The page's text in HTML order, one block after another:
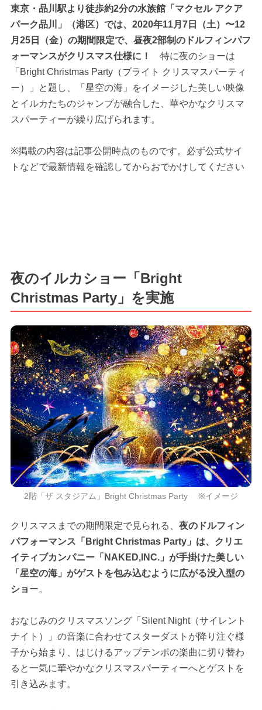
東京・品川駅より徒歩約2分の水族館「マクセル アクア
パーク品川」（港区）では、2020年11月7日（土）〜12
月25日（金）の期間限定で、昼夜2部制のドルフィンパフ
ォーマンスがクリスマス仕様に！
特に夜のショーは
「Bright Christmas Party（ブライト クリスマスパーティ
ー）」と題し、「星空の海」をイメージした美しい映像
とイルカたちのジャンプが融合した、華やかなクリスマ
スパーティーが繰り広げられます。
※掲載の内容は記事公開時点のものです。必ず公式サイ
トなどで最新情報を確認してからおでかけしてください
夜のイルカショー「Bright
Christmas Party」を実施
2階「ザ スタジアム」Bright Christmas Party ※イメージ
クリスマスまでの期間限定で見られる、 夜のドルフィン
パフォーマンス「Bright Christmas Party」は、クリエ
イティブカンパニー「NAKED,INC.」が手掛けた美しい
「星空の海」がゲストを包み込むように広がる没入型の
ショ ー。
おなじみのクリスマスソング「Silent Night（サイレント
ナイト）」の音楽に合わせてスターダストが降り注ぐ様
子から始まり、はじけるアップテンポの楽曲に切り替わ
ると一気に華やかなクリスマスパーティーへとゲストを
引き込みます。